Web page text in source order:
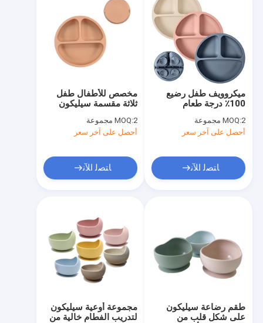
مخصص للأطفال طفل
ثلاثة مقسمة سيليكون
MOQ:2 مجموعة
أحصل على آخر سعر
ﺎﺘﺼﻟ ﺍﻶﻧ
ميكروويف طفل رضيع
100٪ درجة طعام
خالية من BPA مع شفط
MOQ:2 مجموعة
أحصل على آخر سعر
ﺎﺘﺼﻟ ﺍﻶﻧ
مجموعة أوعية سيليكون
لتدريب الفطام خالية من
طقم رضاعة سيليكون
على شكل قلب من